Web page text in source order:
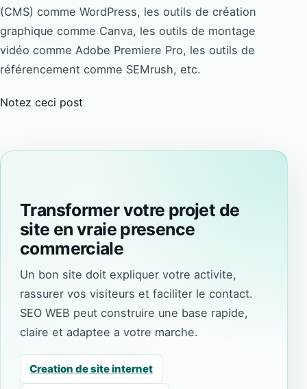
(CMS) comme WordPress, les outils de création
graphique comme Canva, les outils de montage
vidéo comme Adobe Premiere Pro, les outils de
référencement comme SEMrush, etc.
Notez ceci post
Transformer votre projet de
site en vraie presence
commerciale
Un bon site doit expliquer votre activite,
rassurer vos visiteurs et faciliter le contact.
SEO WEB peut construire une base rapide,
claire et adaptee a votre marche.
Creation de site internet